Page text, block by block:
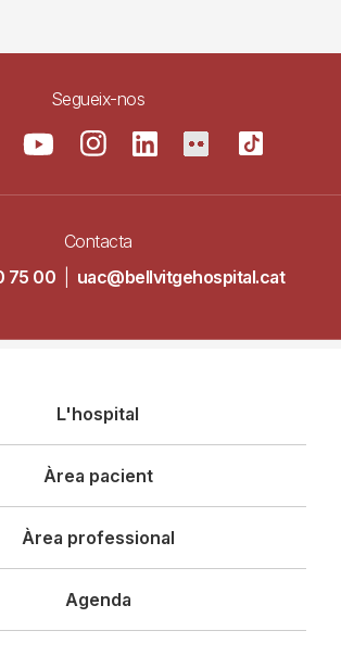
Segueix-nos
Contacta
75 00
uac@bellvitgehospital.cat
L'hospital
Àrea pacient
Àrea professional
Agenda